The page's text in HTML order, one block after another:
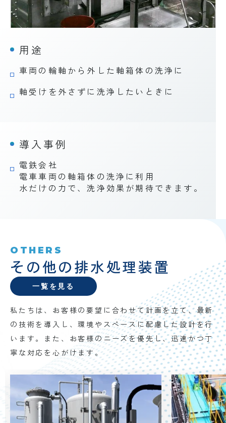
用途
車両の輪軸から外した軸箱体の洗浄に
軸受けを外さずに洗浄したいときに
導入事例
電鉄会社
電車車両の軸箱体の洗浄に利用
水だけの力で、洗浄効果が期待できます。
OTHERS
その他の排水処理装置
一覧を見る
私たちは、お客様の要望に合わせて計画を立て、最新
の技術を導入し、環境やスペースに配慮した設計を行
います。また、お客様のニーズを優先し、迅速かつ丁
寧な対応を心がけます。